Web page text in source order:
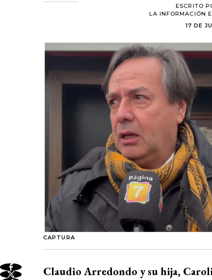
ESCRITO
LA INFORMACIÓN
17 DE
CAPTURA
Claudio Arredondo y su hija,